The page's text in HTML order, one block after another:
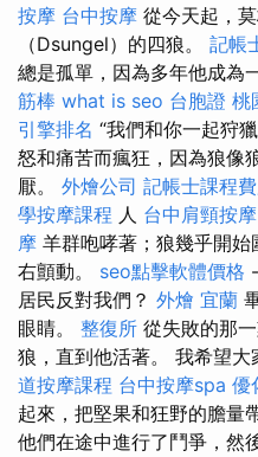
按摩 台中按摩 從今天起，
（Dsungel）的四狼。 記帳
總是孤單，因為多年他成為
筋棒 what is seo 台胞證 桃
引擎排名 “我們和你一起狩
怒和痛苦而瘋狂，因為狼像
厭。 外燴公司 記帳士課程
學按摩課程 人 台中肩頸按摩
摩 羊群咆哮著；狼幾乎開
右顫動。 seo點擊軟體價格 -
居民反對我們？ 外燴 宜蘭
眼睛。 整復所 從失敗的那
狼，直到他活著。 我希望大
道按摩課程 台中按摩spa 優
起來，把堅果和狂野的膽量
他們在途中進行了鬥爭，然